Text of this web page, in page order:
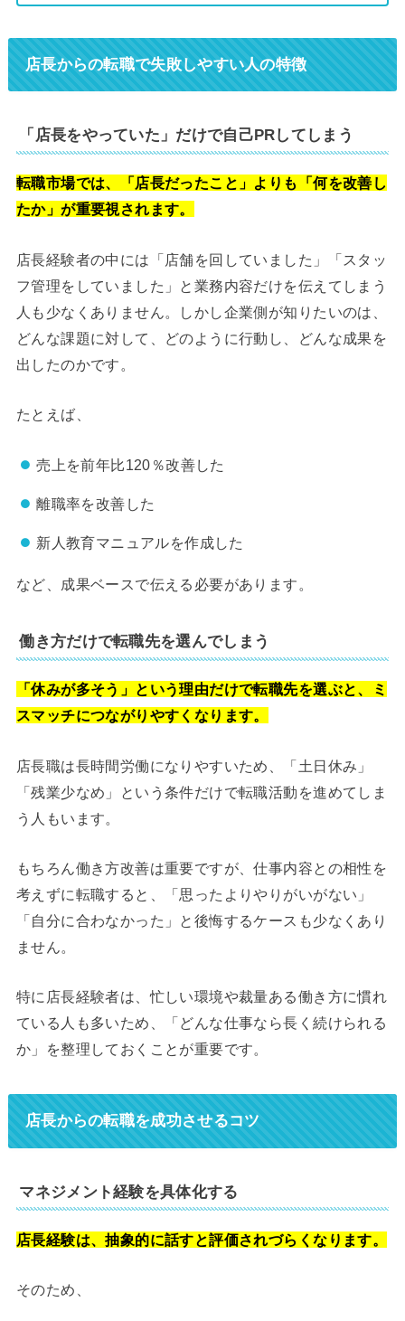
店長からの転職で失敗しやすい人の特徴
「店長をやっていた」だけで自己PRしてしまう
転職市場では、「店長だったこと」よりも「何を改善し
たか」が重要視されます。
店長経験者の中には「店舗を回していました」「スタッ
フ管理をしていました」と業務内容だけを伝えてしまう
人も少なくありません。しかし企業側が知りたいのは、
どんな課題に対して、どのように行動し、どんな成果を
出したのかです。
たとえば、
売上を前年比120％改善した
離職率を改善した
新人教育マニュアルを作成した
など、成果ベースで伝える必要があります。
働き方だけで転職先を選んでしまう
「休みが多そう」という理由だけで転職先を選ぶと、ミ
スマッチにつながりやすくなります。
店長職は長時間労働になりやすいため、「土日休み」
「残業少なめ」という条件だけで転職活動を進めてしま
う人もいます。
もちろん働き方改善は重要ですが、仕事内容との相性を
考えずに転職すると、「思ったよりやりがいがない」
「自分に合わなかった」と後悔するケースも少なくあり
ません。
特に店長経験者は、忙しい環境や裁量ある働き方に慣れ
ている人も多いため、「どんな仕事なら長く続けられる
か」を整理しておくことが重要です。
店長からの転職を成功させるコツ
マネジメント経験を具体化する
店長経験は、抽象的に話すと評価されづらくなります。
そのため、